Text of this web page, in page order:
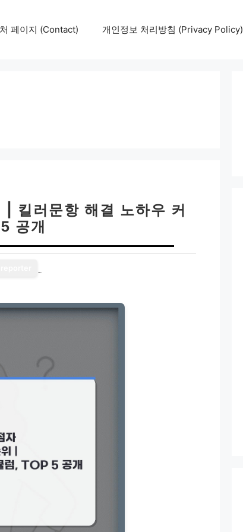
페이지 (Contact) 개인정보 처리방침 (Privacy Policy)
킬러문항 해결 노하우 커
공개